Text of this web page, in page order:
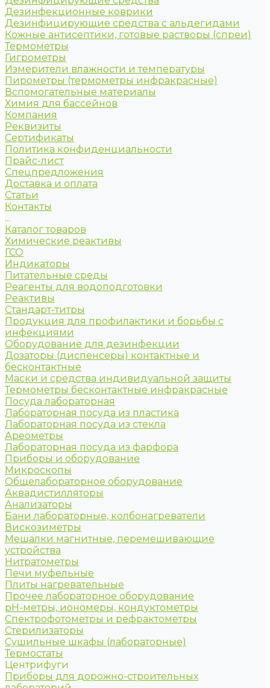
Дезинфекционные коврики
Дезинфицирующие средства с альдегидами
Кожные антисептики, готовые растворы (спреи)
Термометры
Гигрометры
Измерители влажности и температуры
Пирометры (термометры инфракрасные)
Вспомогательные материалы
Химия для бассейнов
Компания
Реквизиты
Сертификаты
Политика конфиденциальности
Прайс-лист
Спецпредложения
Доставка и оплата
Статьи
Контакты
...
Каталог товаров
Химические реактивы
ГСО
Индикаторы
Питательные среды
Реагенты для водоподготовки
Реактивы
Стандарт-титры
Продукция для профилактики и борьбы с
инфекциями
Оборудование для дезинфекции
Дозаторы (диспенсеры) контактные и
бесконтактные
Маски и средства индивидуальной защиты
Термометры бесконтактные инфракрасные
Посуда лабораторная
Лабораторная посуда из пластика
Лабораторная посуда из стекла
Ареометры
Лабораторная посуда из фарфора
Приборы и оборудование
Микроскопы
Общелабораторное оборудование
Аквадистилляторы
Анализаторы
Бани лабораторные, колбонагреватели
Вискозиметры
Мешалки магнитные, перемешивающие
устройства
Нитратометры
Печи муфельные
Плиты нагревательные
Прочее лабораторное оборудование
рН-метры, иономеры, кондуктометры
Спектрофотометры и рефрактометры
Стерилизаторы
Сушильные шкафы (лабораторные)
Термостаты
Центрифуги
Приборы для дорожно-строительных